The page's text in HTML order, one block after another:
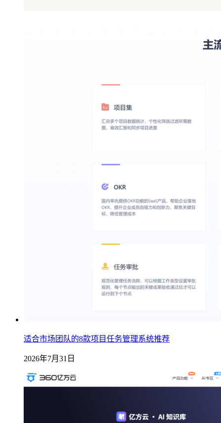
适合市场团队的8款项目任务管理系统推荐
2026年7月31日